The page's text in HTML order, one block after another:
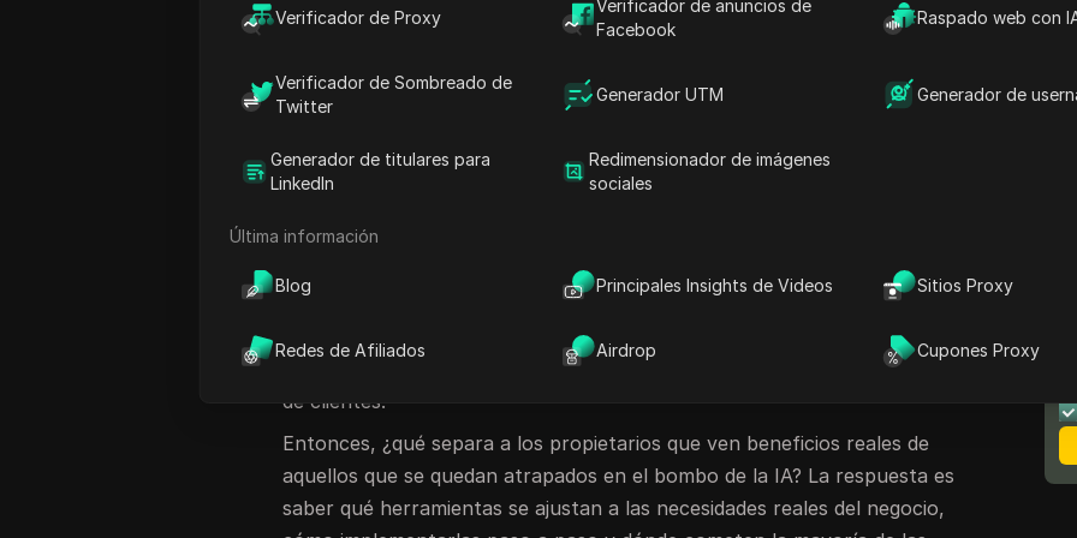
Verificador de Proxy
Verificador de anuncios de
Facebook
Raspado web con
Verificador de Sombreado de
Twitter
Generador UTM Generador de
Generador de titulares para
LinkedIn
Redimensionador de imágenes
sociales
Última información
Blog Principales Insights de Videos Sitios Proxy
Redes de Afiliados Airdrop Cupones Proxy
comprensión de lo que realmente funciona para las tareas diarias.
que la herramienta rompe un proceso clave o añade confusión que su
Las historias reales muestran el mismo patrón. Una tienda online probó
clientes. En cambio, el bot malinterpretó las solicitudes de pedidos y los
clientes se marcharon a un competidor. Otro equipo configuró un filtro
automático de correo electrónico con IA, pero ocultó mensajes
importantes de los clientes durante días. El verdadero dolor de cabeza no
es solo el dinero desperdiciado, sino la pérdida de confianza y la pérdida
de clientes.
Entonces, ¿qué separa a los propietarios que ven beneficios reales de
aquellos que se quedan atrapados en el bombo de la IA? La respuesta es
saber qué herramientas se ajustan a las necesidades reales del negocio,